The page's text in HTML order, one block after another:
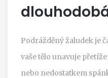
Podrážděný žaludek je
vaše tělo unavuje
nebo nedostatkem